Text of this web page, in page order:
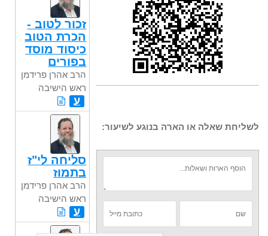
לשליחת שאלה או הארה בנוגע לשיעור:
זכור לטוב -
הכרת הטוב
כיסוד מוסד
בפורים
הרב אהרן פרידמן
ראש הישיבה
ע
סליחה לי"ז
בתמוז
הרב אהרן פרידמן
ראש הישיבה
ע